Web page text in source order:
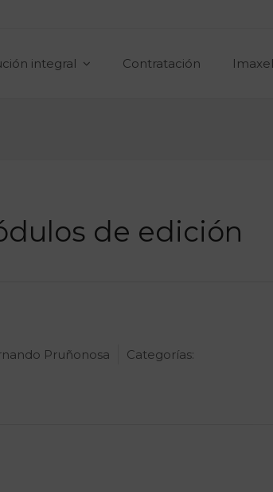
integral Contratación Imaxel
de edición
Pruñonosa Categorías: